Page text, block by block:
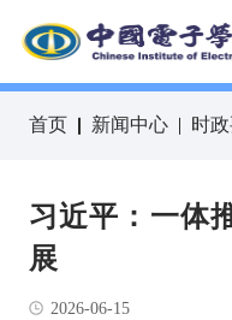
首页 新闻中心 时
习近平：一体
展
2026-06-15